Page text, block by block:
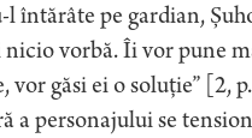
l întărâte pe gardian,
vorbă. Îi vor pune
vor găsi ei o soluție” [2,
a personajului se